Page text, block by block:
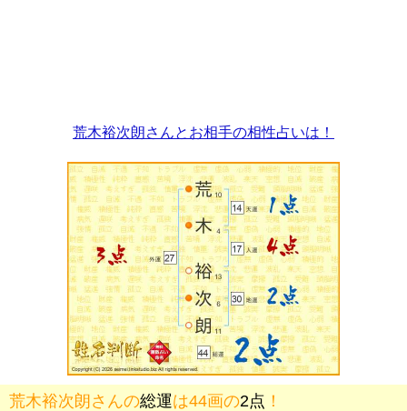
荒木裕次朗さんとお相手の相性占いは！
荒木裕次朗さんの総運は44画の2点 ！